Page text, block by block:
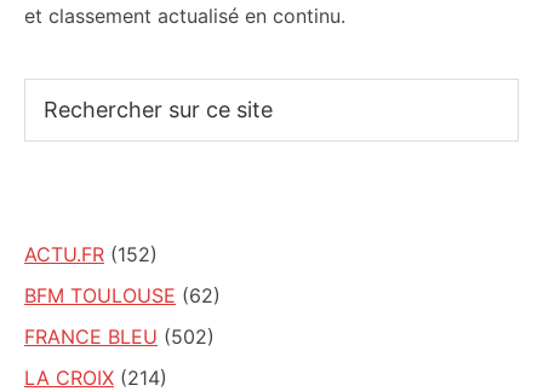
et classement actualisé en continu.
sur
ACTU.FR (152)
BFM TOULOUSE (62)
FRANCE BLEU (502)
LA CROIX (214)